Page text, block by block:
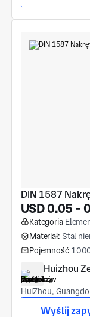
DIN 1587
USD 0.05 -
Kategoria
Materiał: Stal
Pojemność
Huizhou
HuiZhou,
Wyślij